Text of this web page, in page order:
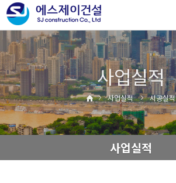
사업실적
사업실적 시공실적
사업실적